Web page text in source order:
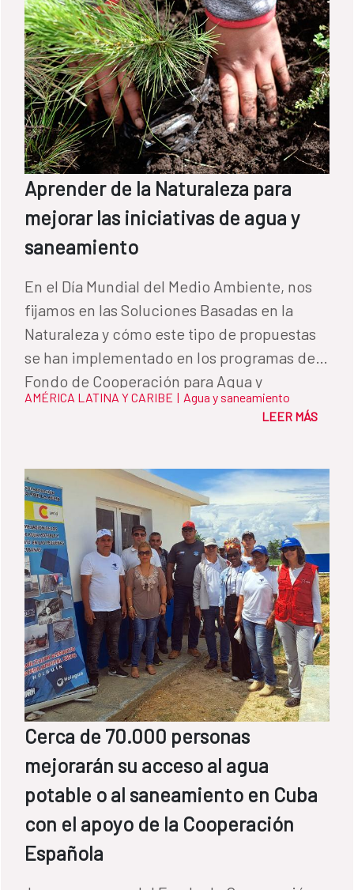
Aprender de la Naturaleza para
mejorar las iniciativas de agua y
saneamiento
En el Día Mundial del Medio Ambiente, nos
fijamos en las Soluciones Basadas en la
Naturaleza y cómo este tipo de propuestas
se han implementado en los programas del
Fondo de Cooperación para Agua y
Saneamiento.
AMÉRICA LATINA Y CARIBE | Agua y saneamiento
LEER MÁS
Cerca de 70.000 personas
mejorarán su acceso al agua
potable o al saneamiento en Cuba
con el apoyo de la Cooperación
Española